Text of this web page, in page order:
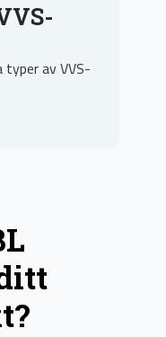
VVS-
eller en trasig
lösa dina